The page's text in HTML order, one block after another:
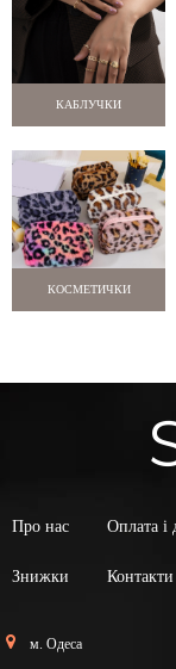
КАБЛУЧКИ
КОСМЕТИЧКИ
Про нас Оплата і
Знижки Контакти
м. Одеса